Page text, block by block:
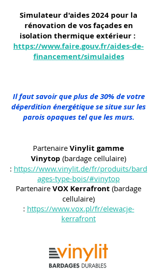
Simulateur d'aides 2024 pour la
rénovation de vos façades en
isolation thermique extérieur :
https://www.faire.gouv.fr/aides-de-
financement/simulaides
Il faut savoir que plus de 30% de votre
déperdition énergétique se situe sur les
parois opaques tel que les murs.
Partenaire Vinylit gamme
Vinytop (bardage cellulaire)
: https://www.vinylit.de/fr/produits/bard
ages-type-bois/#vinytop
Partenaire VOX Kerrafront (bardage
cellulaire)
: https://www.vox.pl/fr/elewacje-
kerrafront